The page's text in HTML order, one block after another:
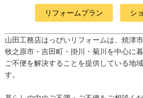
リフォームプラン シ
山田工務店はっぴいリフォームは、焼津
牧之原市・吉田町 ・掛川・菊川 を中心に
ご不便を解決することを提供している地
す。